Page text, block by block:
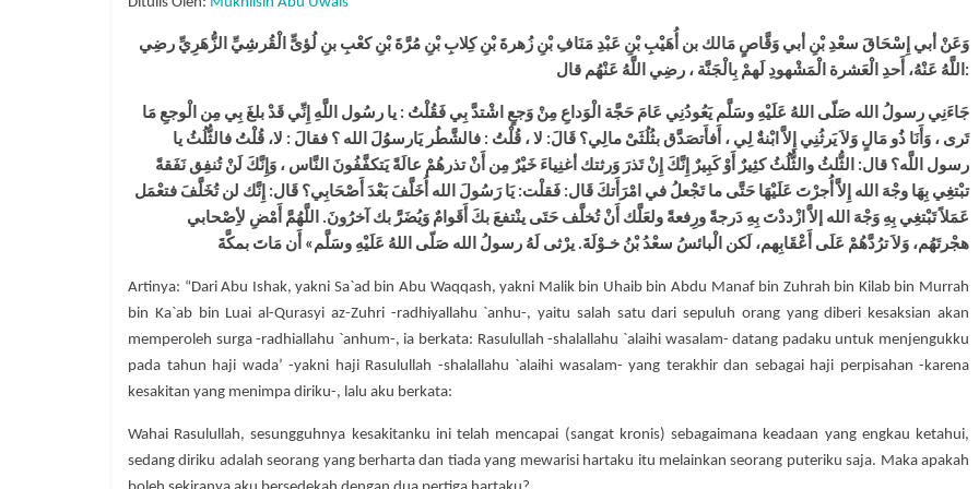
وَعَنْ أبي إِسْحَاقَ سعْدِ بْنِ أبي وَقَّاصٍ مَالك بن أُهَيْبِ بْنِ عَبْدِ مَنَافِ بْنِ زُهرةَ بْنِ كِلابِ بْنِ مُرَّةَ بْنِ كعْبِ بنِ لُؤىٍّ الْقُرشِيِّ الزُّهَرِيِّ رضِي
اللَّهُ عَنْهُ، أَحدِ الْعَشرة الْمَشْهودِ لَهمْ بِالْجَنَّة ، رضِي اللَّهُ عَنْهُم قال:
جَاءَنِي رسولُ الله صَلّى اللهُ عَلَيْهِ وسَلَّم يَعُودُنِي عَامَ حَجَّة الْوَداعِ مِنْ وَجعٍ اشْتدَّ بِي فَقُلْتُ : يا رسُول اللَّهِ إِنِّي قَدْ بلغَ بِي مِن الْوجعِ مَا
تَرى ، وَأَنَا ذُو مَالٍ وَلاَ يَرثُنِي إِلاَّ ابْنةٌ لِي ، أَفأَتصَدَّق بثُلُثَىْ مالِي؟ قَالَ: لا ، قُلْتُ : فالشَّطُر يَارسوُلَ الله ؟ فقالَ : لا، قُلْتُ فالثُّلُثُ يا
رسول اللَّه؟ قال: الثُّلثُ والثُّلُثُ كثِيرٌ أَوْ كَبِيرٌ إِنَّكَ إِنْ تَذرَ وَرثتك أغنِياءَ خَيْرٌ مِن أَنْ تذرهُمْ عالَةً يَتكفَّفُونَ النَّاس ، وَإِنَّكَ لَنْ تُنفِق نَفَقةً
تبْتغِي بِهَا وجْهَ الله إِلاَّ أُجرْتَ عَلَيْهَا حَتَّى ما تَجْعلُ في امْرَأَتكَ قَال: فَقلْت: يَا رَسُولَ الله أُخَلَّفَ بَعْدَ أَصْحَابِي؟ قَال: إِنَّك لن تُخَلَّفَ فتعْمَل
عَمَلاً تَبْتغِي بِهِ وَجْهَ الله إلاَّ ازْددْتَ بِهِ دَرجةً ورِفعةً ولعَلَّك أَنْ تُخلَّف حَتَى ينْتفعَ بكَ أَقَوامٌ وَيُضَرَّ بك آخرُونَ. اللَّهُمَّ أَمْضِ لأِصْحابي
هجْرتَهُم، وَلاَ ترُدَّهُمْ عَلَى أَعْقَابِهم، لَكن الْبائسُ سعْدُ بْنُ خـوْلَةَ. يرْثى لَهُ رسولُ الله صَلّى اللهُ عَلَيْهِ وسَلَّم» أَن مَاتَ بمكَّةَ
Artinya: “Dari Abu Ishak, yakni Sa`ad bin Abu Waqqash, yakni Malik bin Uhaib bin Abdu Manaf bin Zuhrah bin Kilab bin Murrah
bin Ka`ab bin Luai al-Qurasyi az-Zuhri -radhiyallahu `anhu-, yaitu salah satu dari sepuluh orang yang diberi kesaksian akan
memperoleh surga -radhiallahu `anhum-, ia berkata: Rasulullah -shalallahu `alaihi wasalam- datang padaku untuk menjengukku
pada tahun haji wada’ -yakni haji Rasulullah -shalallahu `alaihi wasalam- yang terakhir dan sebagai haji perpisahan -karena
kesakitan yang menimpa diriku-, lalu aku berkata:
Wahai Rasulullah, sesungguhnya kesakitanku ini telah mencapai (sangat kronis) sebagaimana keadaan yang engkau ketahui,
sedang diriku adalah seorang yang berharta dan tiada yang mewarisi hartaku itu melainkan seorang puteriku saja. Maka apakah